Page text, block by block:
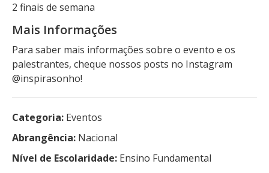
2 finais de semana
Mais Informações
Para saber mais informações sobre o evento e os
palestrantes, cheque nossos posts no Instagram
@inspirasonho!
Categoria: Eventos
Abrangência: Nacional
Nível de Escolaridade: Ensino Fundamental